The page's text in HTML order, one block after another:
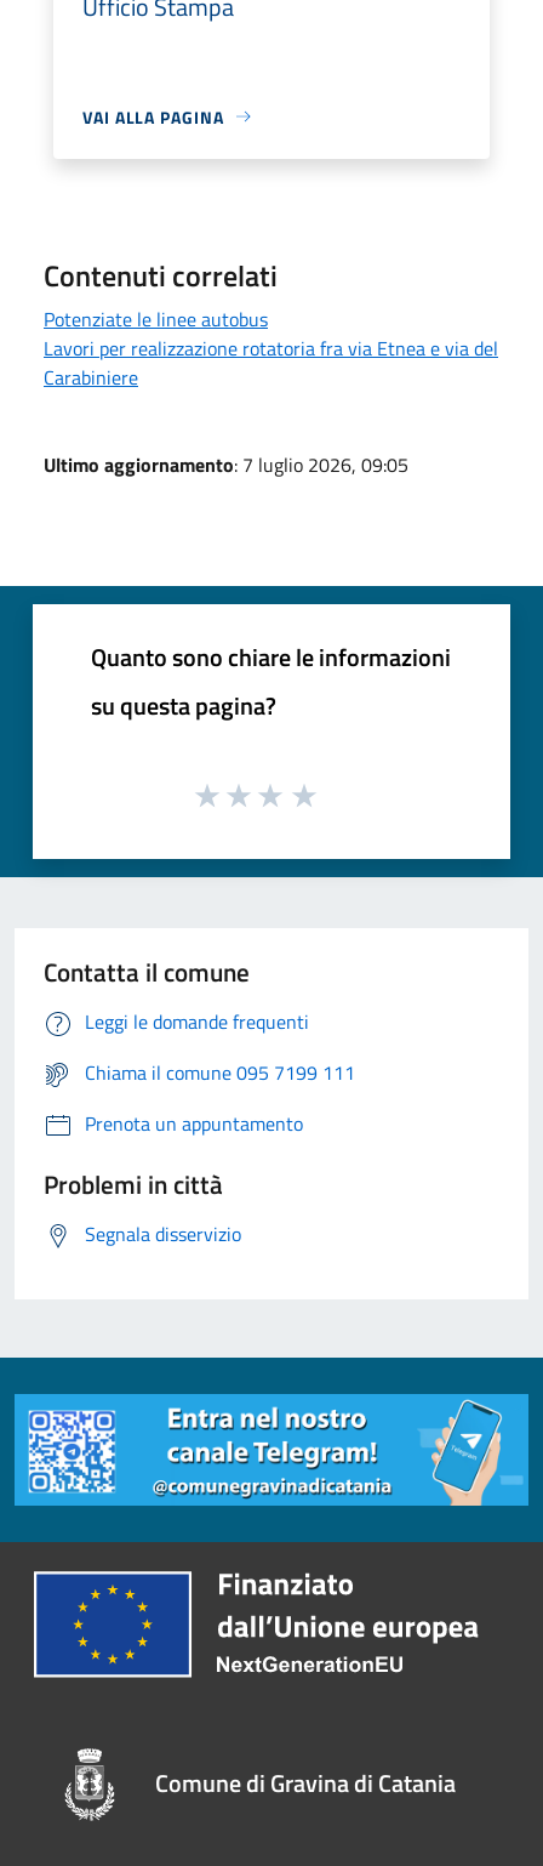
VAI ALLA PAGINA
Contenuti correlati
Potenziate le linee autobus
Lavori per realizzazione rotatoria fra via Etnea e via del
Carabiniere
Ultimo aggiornamento: 7 luglio 2026, 09:05
Quanto sono chiare le informazioni
su questa pagina?
Contatta il comune
Leggi le domande frequenti
Chiama il comune 095 7199 111
Prenota un appuntamento
Problemi in città
Segnala disservizio
Comune di Gravina di Catania